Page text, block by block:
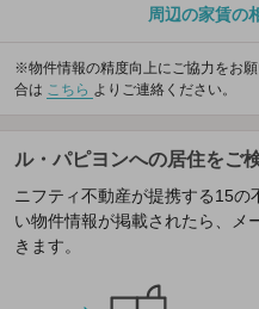
周辺の家賃の
※物件情報の精度向上にご協力をお
合は こちら よりご連絡ください。
ル・パピヨンへの居住をご
ニフティ不動産が提携する15の
い物件情報が掲載されたら、メ
きます。